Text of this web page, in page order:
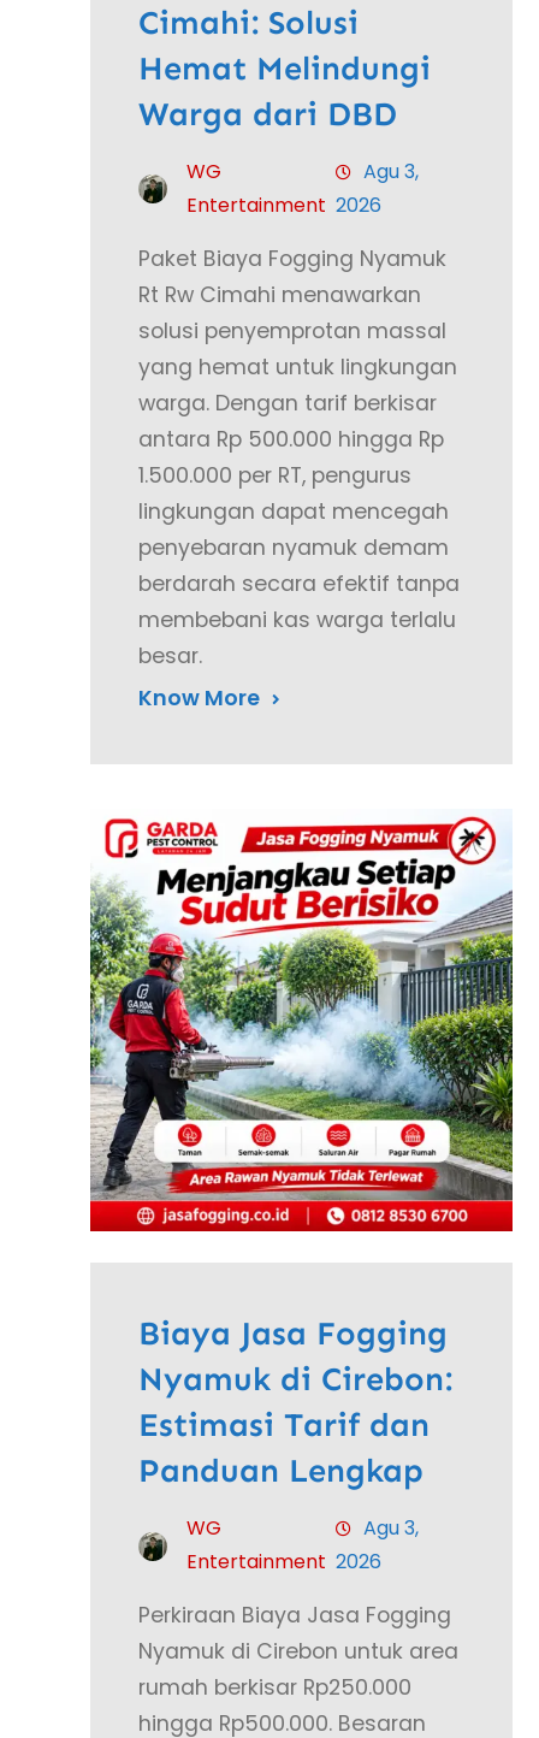
Cimahi: Solusi
Hemat Melindungi
Warga dari DBD
WG
Entertainment
Agu 3,
2026
Paket Biaya Fogging Nyamuk
Rt Rw Cimahi menawarkan
solusi penyemprotan massal
yang hemat untuk lingkungan
warga. Dengan tarif berkisar
antara Rp 500.000 hingga Rp
1.500.000 per RT, pengurus
lingkungan dapat mencegah
penyebaran nyamuk demam
berdarah secara efektif tanpa
membebani kas warga terlalu
besar.
Know More
Biaya Jasa Fogging
Nyamuk di Cirebon:
Estimasi Tarif dan
Panduan Lengkap
WG
Entertainment
Agu 3,
2026
Perkiraan Biaya Jasa Fogging
Nyamuk di Cirebon untuk area
rumah berkisar Rp250.000
hingga Rp500.000. Besaran